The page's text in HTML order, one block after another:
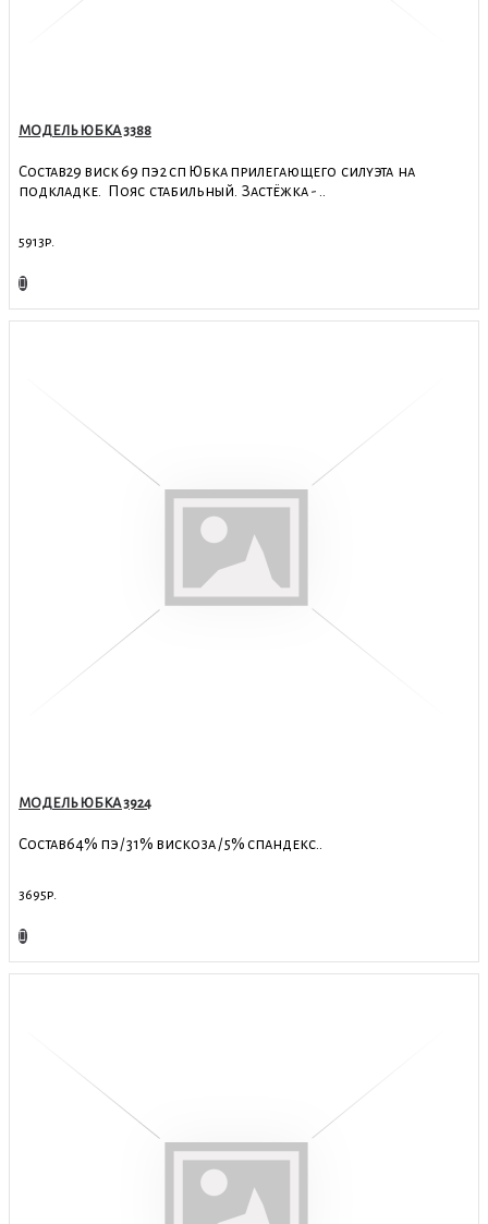
МОДЕЛЬ ЮБКА 3388
Состав29 виск 69 пэ 2 сп Юбка прилегающего силуэта на
подкладке. Пояс стабильный. Застёжка - ..
5913р.
МОДЕЛЬ ЮБКА 3924
Состав64% пэ / 31% вискоза / 5% спандекс..
3695р.